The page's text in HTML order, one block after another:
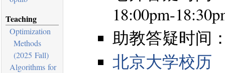
Teaching
Optimization
Methods
(2025 Fall)
Algorithms for
18:00pm-
助教答疑时间
北京大学校历